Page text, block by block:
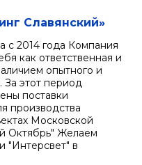
Славянский»
с 2014 года Компания
как ответственная и
опытного и
За этот период
поставки
производства
Московской
Октябрь" Желаем
"Интерсвет" в